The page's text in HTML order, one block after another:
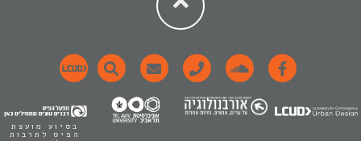
בסיוע מועצת
הפיס לתרבות